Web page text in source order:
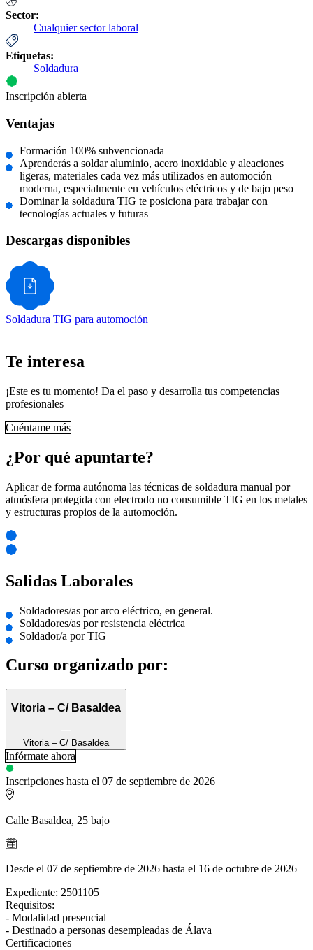
Sector:
Cualquier sector laboral
Etiquetas:
Soldadura
Inscripción abierta
Ventajas
Formación 100% subvencionada
Aprenderás a soldar aluminio, acero inoxidable y aleaciones
ligeras, materiales cada vez más utilizados en automoción
moderna, especialmente en vehículos eléctricos y de bajo peso
Dominar la soldadura TIG te posiciona para trabajar con
tecnologías actuales y futuras
Descargas disponibles
Soldadura TIG para automoción
Te interesa
¡Este es tu momento! Da el paso y desarrolla tus competencias
profesionales
Cuéntame más
¿Por qué apuntarte?
Aplicar de forma autónoma las técnicas de soldadura manual por
atmósfera protegida con electrodo no consumible TIG en los metales
y estructuras propios de la automoción.
Salidas Laborales
Soldadores/as por arco eléctrico, en general.
Soldadores/as por resistencia eléctrica
Soldador/a por TIG
Curso organizado por:
Vitoria – C/ Basaldea
Vitoria – C/ Basaldea
Infórmate ahora
Inscripciones hasta el 07 de septiembre de 2026
Calle Basaldea, 25 bajo
Desde el 07 de septiembre de 2026 hasta el 16 de octubre de 2026
Expediente: 2501105
Requisitos:
- Modalidad presencial
- Destinado a personas desempleadas de Álava
Certificaciones